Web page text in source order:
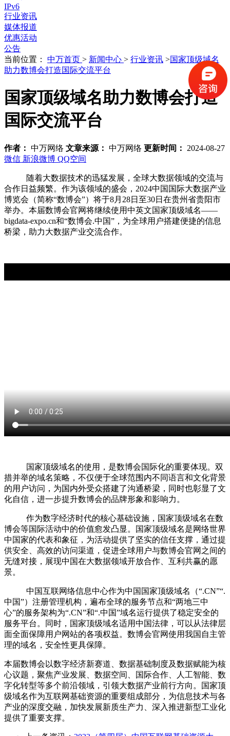
IPv6
行业资讯
媒体报道
优惠活动
公告
当前位置： 中万首页 > 新闻中心 > 行业资讯 >国家顶级域名
助力数博会打造国际交流平台
国家顶级域名助力数博会打造
国际交流平台
作者： 中万网络 文章来源： 中万网络 更新时间： 2024-08-27
微信 新浪微博 QQ空间
随着大数据技术的迅猛发展，全球大数据领域的交流与
合作日益频繁。作为该领域的盛会， 2024中国国际大数据产业
博览会（简称“数博会”）将于8月 28日至30日在贵州省贵阳市
举办。本届数博会官网将继续使用中英文国家顶级域名——
bigdata-expo.cn和“数博会.中国” ，为全球用户搭建便捷的信息
桥梁，助力大数据产业交流合作。
国家顶级域名的使用，是数博会国际化的重要体现。双
措并举的域名策略， 不仅便于全球范围内不同语言和文化背景
的用户访问 ，为国内外受众搭建了沟通桥梁，同时也彰显了文
化自信，进一步提升数博会的品牌形象和影响力。
作为数字经济时代的核心基础设施，国家顶级域名在数
博会等国际活动中的价值愈发凸显。国家顶级域名是网络世界
中国家的代表和象征， 为活动提供了坚实的信任支撑 ， 通过提
供安全、高效的访问渠道，促进全球用户与数博会官网之间的
无缝对接，展现中国在大数据领域开放合作、互利共赢的愿
景。
中国互联网络信息中心作为中国国家顶级域名（“.CN”“.
中国”）注册管理机构， 遍布全球的服务节点和“两地三中
心”的服务架构为“.CN”和“.中国”域名运行提供了稳定安全的
服务平台。同时，国家顶级域名适用中国法律，可以从法律层
面全面保障用户网站的各项权益。数博会官网使用我国自主管
理的域名，安全性更具保障。
本届数博会以数字经济新赛道、数据基础制度及数据赋能为核
心议题，聚焦产业发展、数据空间、国际合作、人工智能、数
字化转型等多个前沿领域，引领大数据产业前行方向。国家顶
级域名作为互联网基础资源的重要组成部分，为信息技术与各
产业的深度交融，加快发展新质生产力、深入推进新型工业化
提供了重要支撑。